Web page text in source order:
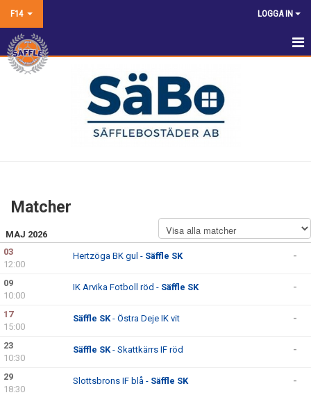
F14 LOGGA IN
HEM
DOKUMENT
KONTAKT
Matcher
MAJ 2026
03
12:00
Hertzöga BK gul - Säffle SK -
09
10:00
IK Arvika Fotboll röd - Säffle SK -
17
15:00
Säffle SK- Östra Deje IK vit -
23
10:30
Säffle SK- Skattkärrs IF röd -
29
18:30
Slottsbrons IF blå - Säffle SK -